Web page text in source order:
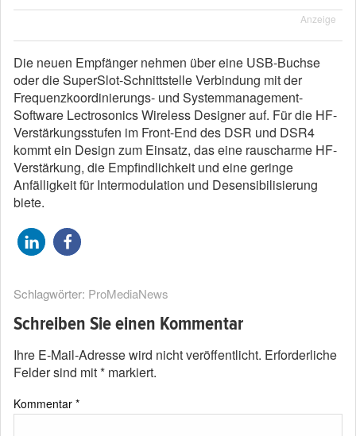
Anzeige
Die neuen Empfänger nehmen über eine USB-Buchse
oder die SuperSlot-Schnittstelle Verbindung mit der
Frequenzkoordinierungs- und Systemmanagement-
Software Lectrosonics Wireless Designer auf. Für die HF-
Verstärkungsstufen im Front-End des DSR und DSR4
kommt ein Design zum Einsatz, das eine rauscharme HF-
Verstärkung, die Empfindlichkeit und eine geringe
Anfälligkeit für Intermodulation und Desensibilisierung
biete.
Schlagwörter: ProMediaNews
Schreiben Sie einen Kommentar
Ihre E-Mail-Adresse wird nicht veröffentlicht. Erforderliche
Felder sind mit* markiert.
Kommentar *